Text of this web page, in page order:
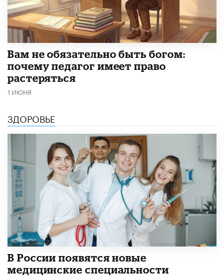
​Вам не обязательно быть богом:
почему педагог имеет право
растеряться
1 ИЮНЯ
ЗДОРОВЬЕ
В России появятся новые
медицинские специальности